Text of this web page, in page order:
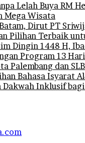
Lelah Buya RM
Mega Wisata
Dirut PT
Pilihan Terbaik
Dingin 1448 H,
Program 13
Palembang dan
Bahasa Isyarat
Inklusif bagi